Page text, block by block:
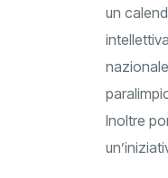
un
Inoltre